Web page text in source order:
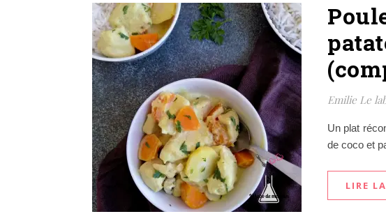
Emilie Le
Un plat
de coco et
LIRE